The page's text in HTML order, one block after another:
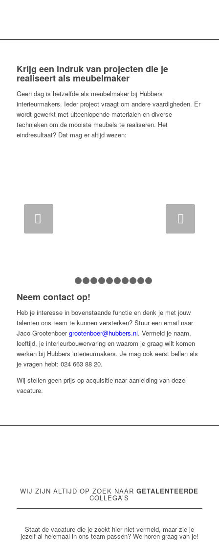
Krijg een indruk van projecten die je
realiseert als meubelmaker
Geen dag is hetzelfde als meubelmaker bij Hubbers
interieurmakers. Ieder project vraagt om andere vaardigheden. Er
wordt gewerkt met uiteenlopende materialen en diverse
technieken om de mooiste meubels te realiseren. Het
eindresultaat? Dat mag er altijd wezen:
1 2 3 4 5
Neem contact op!
Heb je interesse in bovenstaande functie en denk je met jouw
talenten ons team te kunnen versterken? Stuur een email naar
Jaco Grootenboergrootenboer@hubbers.nl. Vermeld je naam,
leeftijd, je interieurbouwervaring en waarom je graag wilt komen
werken bij Hubbers interieurmakers. Je mag ook eerst bellen als
je vragen hebt: 024 663 88 20.
Wij stellen geen prijs op acquisitie naar aanleiding van deze
vacature.
WIJ ZIJN ALTIJD OP ZOEK NAARGETALENTEERDE
COLLEGA’S
Staat de vacature die je zoekt hier niet vermeld, maar zie je
jezelf al helemaal in ons team passen? We horen graag van je!